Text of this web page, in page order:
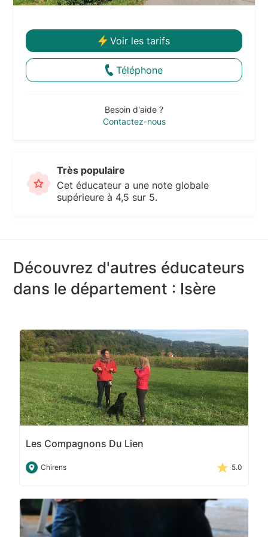
Voir les tarifs
Téléphone
Besoin d'aide ?
Contactez-nous
Très populaire
Cet éducateur a une note globale
supérieure à 4,5 sur 5.
Découvrez d'autres éducateurs
dans le département : Isère
Les Compagnons Du Lien
Chirens 5.0